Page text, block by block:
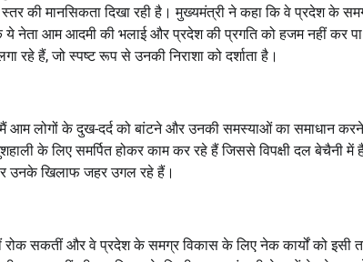
की मानसिकता दिखा रही है। मुख्यमंत्री ने कहा कि वे प्रदेश के
ये नेता आम आदमी की भलाई और प्रदेश की प्रगति को हजम नहीं कर
रहे हैं, जो स्पष्ट रूप से उनकी निराशा को दर्शाता है।
लोगों के दुख-दर्द को बांटने और उनकी समस्याओं का समाधान करने
के लिए समर्पित होकर काम कर रहे हैं जिससे विपक्षी दल बेचैनी में
उनके खिलाफ जहर उगल रहे हैं।
सकतीं और वे प्रदेश के समग्र विकास के लिए नेक कार्यों को इसी